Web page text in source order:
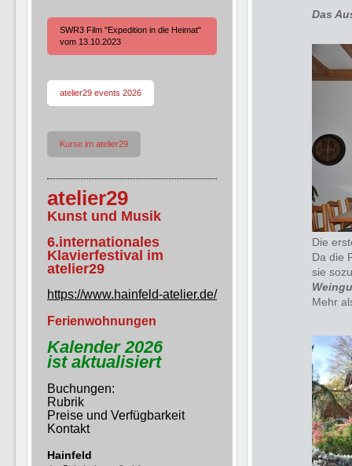
Das
Die
Da die
sie
Mehr
SWR3 Film "Expedition in die Heimat"
vom 13.10.2023
atelier29 events 2026
Kurse im atelier29
atelier29
Kunst und Musik
6.internationales
Klavierfestival im
atelier29
https://www.hainfeld-atelier.de/
Ferienwohnungen
Kalender 2026
ist aktualisiert
Buchungen:
Rubrik
Preise und Verfügbarkeit
Kontakt
Hainfeld